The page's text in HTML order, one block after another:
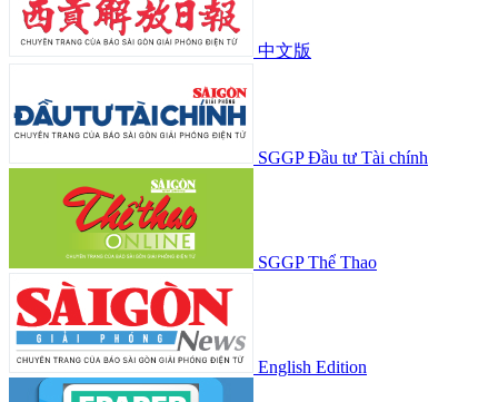
中文版
SGGP Đầu tư Tài chính
SGGP Thể Thao
English Edition